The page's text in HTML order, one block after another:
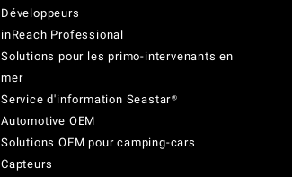
Développeurs
inReach Professional
Solutions pour les primo-intervenants en
mer
Service d'information Seastar®
Automotive OEM
Solutions OEM pour camping-cars
Capteurs